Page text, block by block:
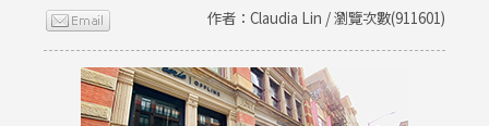
作者：Claudia Lin / 瀏覽次數(911601)